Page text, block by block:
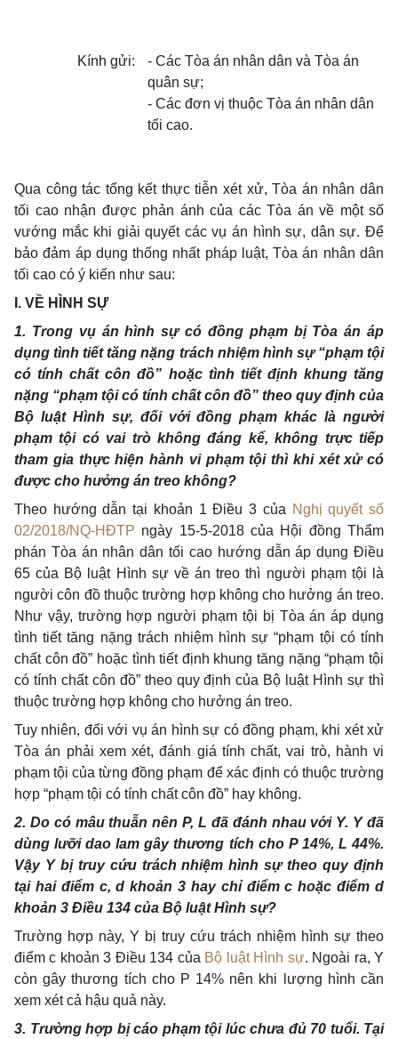
Kính gửi:
- Các Tòa án nhân dân và Tòa án
quân sự;
- Các đơn vị thuộc Tòa án nhân dân
tối cao.
Qua công tác tổng kết thực tiễn xét xử, Tòa án nhân dân
tối cao nhận được phản ánh của các Tòa án về một số
vướng mắc khi giải quyết các vụ án hình sự, dân sự. Để
bảo đảm áp dụng thống nhất pháp luật, Tòa án nhân dân
tối cao có ý kiến như sau:
I. VỀ HÌNH SỰ
1. Trong vụ án hình sự có đồng phạm bị Tòa án áp
dụng tình tiết tăng nặng trách nhiệm hình sự “phạm tội
có tính chất côn đồ” hoặc tình tiết định khung tăng
nặng “phạm tội có tính chất côn đồ” theo quy định của
Bộ luật Hình sự, đối với đồng phạm khác là người
phạm tội có vai trò không đáng kể, không trực tiếp
tham gia thực hiện hành vi phạm tội thì khi xét xử có
được cho hưởng án treo không?
Theo hướng dẫn tại khoản 1 Điều 3 của Nghị quyết số
02/2018/NQ-HĐTP ngày 15-5-2018 của Hội đồng Thẩm
phán Tòa án nhân dân tối cao hướng dẫn áp dụng Điều
65 của Bộ luật Hình sự về án treo thì người phạm tội là
người côn đồ thuộc trường hợp không cho hưởng án treo.
Như vậy, trường hợp người phạm tội bị Tòa án áp dụng
tình tiết tăng nặng trách nhiệm hình sự “phạm tội có tính
chất côn đồ” hoặc tình tiết định khung tăng nặng “phạm tội
có tính chất côn đồ” theo quy định của Bộ luật Hình sự thì
thuộc trường hợp không cho hưởng án treo.
Tuy nhiên, đối với vụ án hình sự có đồng phạm, khi xét xử
Tòa án phải xem xét, đánh giá tính chất, vai trò, hành vi
phạm tội của từng đồng phạm để xác định có thuộc trường
hợp “phạm tội có tính chất côn đồ” hay không.
2. Do có mâu thuẫn nên P, L đã đánh nhau với Y. Y đã
dùng lưỡi dao lam gây thương tích cho P 14%, L 44%.
Vậy Y bị truy cứu trách nhiệm hình sự theo quy định
tại hai điểm c, d khoản 3 hay chỉ điểm c hoặc điểm d
khoản 3 Điều 134 của Bộ luật Hình sự?
Trường hợp này, Y bị truy cứu trách nhiệm hình sự theo
điểm c khoản 3 Điều 134 của Bộ luật Hình sự. Ngoài ra, Y
còn gây thương tích cho P 14% nên khi lượng hình cần
xem xét cả hậu quả này.
3. Trường hợp bị cáo phạm tội lúc chưa đủ 70 tuổi. Tại